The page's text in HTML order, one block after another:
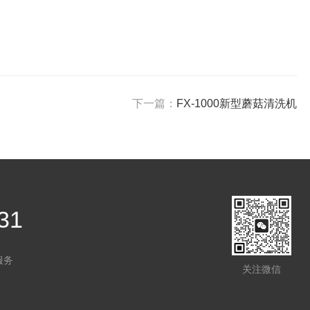
下一篇： FX-1000新型蘑菇清洗机
务
关注微信